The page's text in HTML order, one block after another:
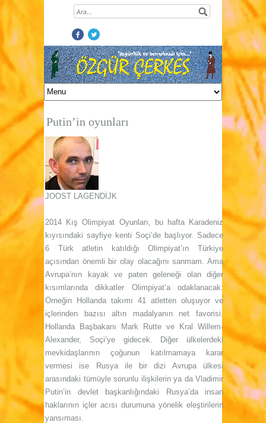
Putin’in oyunları
JOOST LAGENDİJK
2014 Kış Olimpiyat Oyunları, bu hafta Karadeniz
kıyısındaki sayfiye kenti Soçi’de başlıyor. Sadece
6 Türk atletin katıldığı Olimpiyat’ın Türkiye
açısından önemli bir olay olacağını sanmam. Ama
Avrupa’nın kayak ve paten geleneği olan diğer
kısımlarında dikkatler Olimpiyat’a odaklanacak.
Örneğin Hollanda takımı 41 atletten oluşuyor ve
içlerinden bazısı altın madalyanın net favorisi.
Hollanda Başbakanı Mark Rutte ve Kral Willem-
Alexander, Soçi’ye gidecek. Diğer ülkelerdeki
mevkidaşlarının çoğunun katılmamaya karar
vermesi ise Rusya ile bir dizi Avrupa ülkesi
arasındaki tümüyle sorunlu ilişkilerin ya da Vladimir
Putin’in devlet başkanlığındaki Rusya’da insan
haklarının içler acısı durumuna yönelik eleştirilerin
yansıması.